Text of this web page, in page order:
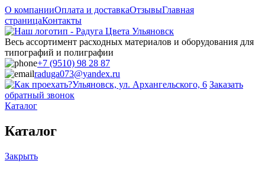
О компанииОплата и доставкаОтзывыГлавная
страницаКонтакты
Весь ассортимент расходных материалов и оборудования для
типографий и полиграфии
+7 (9510) 98 28 87
raduga073@yandex.ru
Ульяновск, ул. Архангельского, 6 Заказать
обратный звонок
Каталог
Каталог
Закрыть